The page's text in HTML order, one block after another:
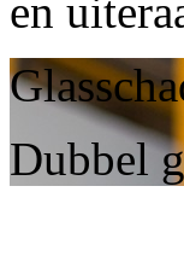
en
Dubbel